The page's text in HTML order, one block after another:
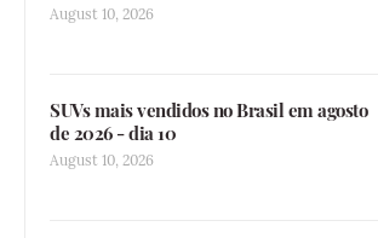
August 10, 2026
SUVs mais vendidos no Brasil em agosto
de 2026 - dia 10
August 10, 2026